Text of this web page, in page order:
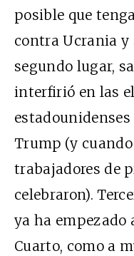
posible que
contra Ucrania y
segundo lugar,
interfirió en las
estadounidenses
Trump (y
trabajadores de
celebraron).
ya ha empezado
Cuarto, como a